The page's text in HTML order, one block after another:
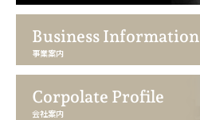
Business Information
事業案内
Corpolate Profile
会社案内